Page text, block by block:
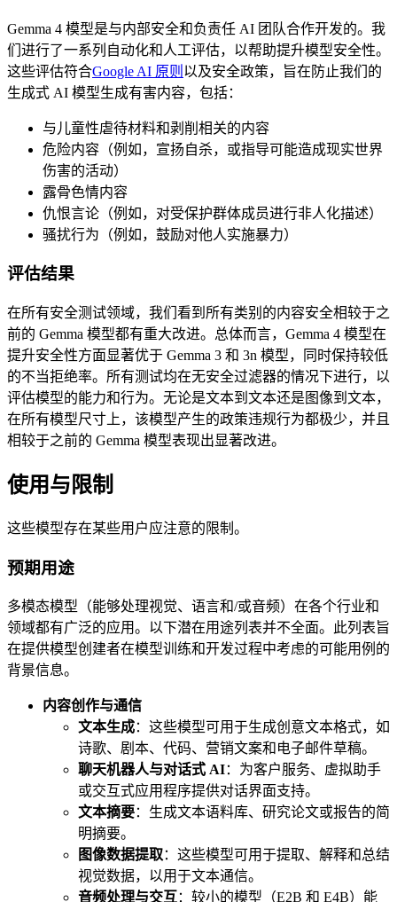
Gemma 4 模型是与内部安全和负责任 AI 团队合作开发的。我
们进行了一系列自动化和人工评估，以帮助提升模型安全性。
这些评估符合Google AI 原则 以及安全政策，旨在防止我们的
生成式 AI 模型生成有害内容，包括：
与儿童性虐待材料和剥削相关的内容
危险内容（例如，宣扬自杀，或指导可能造成现实世界
伤害的活动）
露骨色情内容
仇恨言论（例如，对受保护群体成员进行非人化描述）
骚扰行为（例如，鼓励对他人实施暴力）
评估结果
在所有安全测试领域，我们看到所有类别的内容安全相较于之
前的 Gemma 模型都有重大改进。总体而言，Gemma 4 模型在
提升安全性方面显著优于 Gemma 3 和 3n 模型，同时保持较低
的不当拒绝率。所有测试均在无安全过滤器的情况下进行，以
评估模型的能力和行为。无论是文本到文本还是图像到文本，
在所有模型尺寸上，该模型产生的政策违规行为都极少，并且
相较于之前的 Gemma 模型表现出显著改进。
使用与限制
这些模型存在某些用户应注意的限制。
预期用途
多模态模型（能够处理视觉、语言和/或音频）在各个行业和
领域都有广泛的应用。以下潜在用途列表并不全面。此列表旨
在提供模型创建者在模型训练和开发过程中考虑的可能用例的
背景信息。
内容创作与通信
文本生成：这些模型可用于生成创意文本格式，如
诗歌、剧本、代码、营销文案和电子邮件草稿。
聊天机器人与对话式 AI：为客户服务、虚拟助手
或交互式应用程序提供对话界面支持。
文本摘要：生成文本语料库、研究论文或报告的简
明摘要。
图像数据提取：这些模型可用于提取、解释和总结
视觉数据，以用于文本通信。
音频处理与交互 ：较小的模型（E2B 和 E4B）能